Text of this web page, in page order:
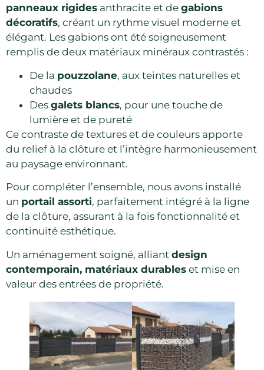
panneaux rigides anthracite et de gabions
décoratifs, créant un rythme visuel moderne et
élégant. Les gabions ont été soigneusement
remplis de deux matériaux minéraux contrastés :
De la pouzzolane, aux teintes naturelles et
chaudes
Des galets blancs, pour une touche de
lumière et de pureté
Ce contraste de textures et de couleurs apporte
du relief à la clôture et l’intègre harmonieusement
au paysage environnant.
Pour compléter l’ensemble, nous avons installé
un portail assorti, parfaitement intégré à la ligne
de la clôture, assurant à la fois fonctionnalité et
continuité esthétique.
Un aménagement soigné, alliant design
contemporain, matériaux durables et mise en
valeur des entrées de propriété.